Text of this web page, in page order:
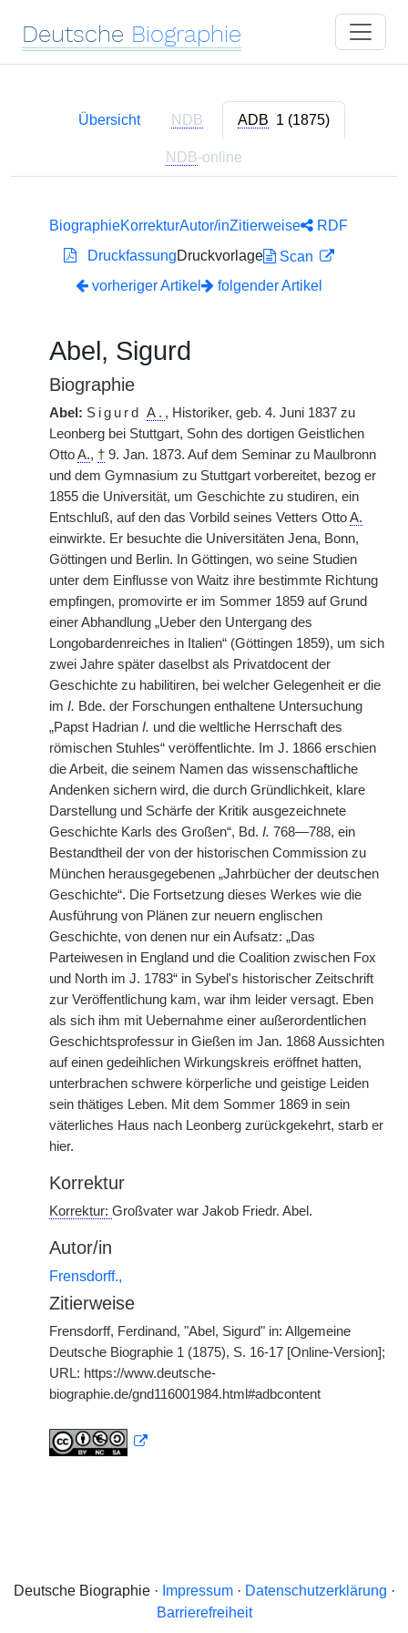
Deutsche Biographie
Übersicht NDB ADB 1 (1875)
NDB-online
BiographieKorrekturAutor/inZitierweise
RDF
DruckfassungDruckvorlage
Scan
vorheriger Artikel
folgender Artikel
Abel, Sigurd
Biographie
Abel: Sigurd A. , Historiker, geb. 4. Juni 1837 zu
Leonberg bei Stuttgart, Sohn des dortigen Geistlichen
OttoA., † 9. Jan. 1873. Auf dem Seminar zu Maulbronn
und dem Gymnasium zu Stuttgart vorbereitet, bezog er
1855 die Universität, um Geschichte zu studiren, ein
Entschluß, auf den das Vorbild seines Vetters OttoA.
einwirkte. Er besuchte die Universitäten Jena, Bonn,
Göttingen und Berlin. In Göttingen, wo seine Studien
unter dem Einflusse von Waitz ihre bestimmte Richtung
empfingen, promovirte er im Sommer 1859 auf Grund
einer Abhandlung „Ueber den Untergang des
Longobardenreiches in Italien“ (Göttingen 1859), um sich
zwei Jahre später daselbst als Privatdocent der
Geschichte zu habilitiren, bei welcher Gelegenheit er die
im I. Bde. der Forschungen enthaltene Untersuchung
„Papst Hadrian I. und die weltliche Herrschaft des
römischen Stuhles“ veröffentlichte. Im J. 1866 erschien
die Arbeit, die seinem Namen das wissenschaftliche
Andenken sichern wird, die durch Gründlichkeit, klare
Darstellung und Schärfe der Kritik ausgezeichnete
Geschichte Karls des Großen“, Bd. I. 768—788, ein
Bestandtheil der von der historischen Commission zu
München herausgegebenen „Jahrbücher der deutschen
Geschichte“. Die Fortsetzung dieses Werkes wie die
Ausführung von Plänen zur neuern englischen
Geschichte, von denen nur ein Aufsatz: „Das
Parteiwesen in England und die Coalition zwischen Fox
und North im J. 1783“ in Sybel's historischer Zeitschrift
zur Veröffentlichung kam, war ihm leider versagt. Eben
als sich ihm mit Uebernahme einer außerordentlichen
Geschichtsprofessur in Gießen im Jan. 1868 Aussichten
auf einen gedeihlichen Wirkungskreis eröffnet hatten,
unterbrachen schwere körperliche und geistige Leiden
sein thätiges Leben. Mit dem Sommer 1869 in sein
väterliches Haus nach Leonberg zurückgekehrt, starb er
hier.
Korrektur
Korrektur: Großvater war Jakob Friedr. Abel.
Autor/in
Frensdorff.,
Zitierweise
Frensdorff, Ferdinand, "Abel, Sigurd" in: Allgemeine
Deutsche Biographie 1 (1875), S. 16-17 [Online-Version];
URL: https://www.deutsche-
biographie.de/gnd116001984.html#adbcontent
Deutsche Biographie · Impressum· Datenschutzerklärung ·
Barrierefreiheit